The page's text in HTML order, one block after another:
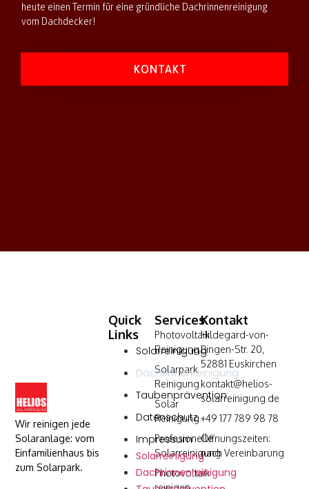
heute einen Termin für eine gründliche Dachrinnenreinigung
vom Dachdecker!
KONTAKT
Wir reinigen jede
Solaranlage: vom
Einfamilienhaus bis
zum Solarpark.
Services
Photovoltaik
Reinigung
Solarpark
Reinigung
Solar
Reinigung
Profesionelle
Solarreinigung
Photovoltaik
Quick
Links
Solarreinigung
Dachrinnenreinigung
Taubenprävention
Datenschutz
Impressum
Solarreinigung
Dachrinnenreinigung
Kontakt
Hildegard-von-
Bingen-Str. 20,
52881 Euskirchen
kontakt@helios-
solarreinigung.de
+49 177 789 98 78
Öffnungszeiten:
nach Vereinbarung